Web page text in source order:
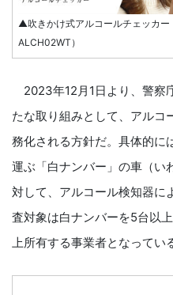
▲吹きかけ式アルコールチェッカ
ALCH02WT）
2023年12月1日より、警察
たな取り組みとして、アルコ
務化される方針だ。具体的に
運ぶ「白ナンバー」の車（い
対して、アルコール検知器に
査対象は白ナンバーを5台以
上所有する事業者となってい